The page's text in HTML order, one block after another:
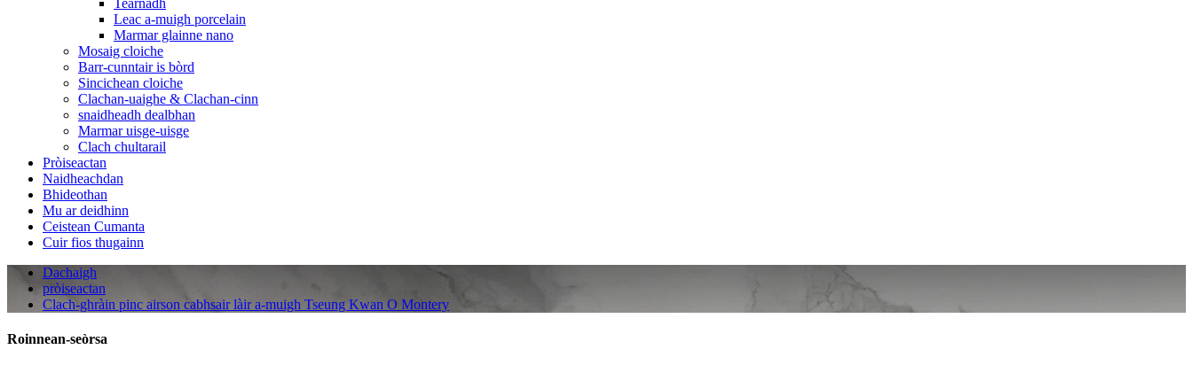
Teàrnadh
Leac a-muigh porcelain
Marmar glainne nano
Mosaig cloiche
Barr-cunntair is bòrd
Sincichean cloiche
Clachan-uaighe & Clachan-cinn
snaidheadh ​​​​​​dealbhan
Marmar uisge-uisge
Clach chultarail
Pròiseactan
Naidheachdan
Bhideothan
Mu ar deidhinn
Ceistean Cumanta
Cuir fios thugainn
Dachaigh
pròiseactan
Clach-ghràin pinc airson cabhsair làir a-muigh Tseung Kwan O Montery
Roinnean-seòrsa